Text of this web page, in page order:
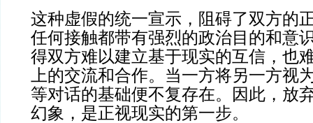
这种虚假的统一宣示，阻碍了双方的
任何接触都带有强烈的政治目的和意
得双方难以建立基于现实的互信，也
上的交流和合作。当一方将另一方视
等对话的基础便不复存在。因此，放
幻象，是正视现实的第一步。